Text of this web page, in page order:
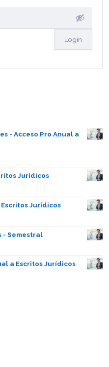
- Acceso Pro Anual a
Jurídicos
Jurídicos
- Semestral
a Escritos Jurídicos